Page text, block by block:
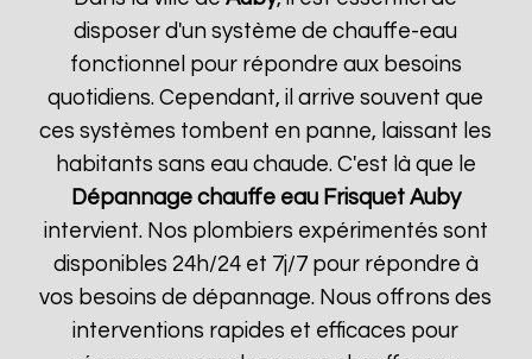
disposer d'un système de chauffe-eau
fonctionnel pour répondre aux besoins
quotidiens. Cependant, il arrive souvent que
ces systèmes tombent en panne, laissant les
habitants sans eau chaude. C'est là que le
Dépannage chauffe eau Frisquet Auby
intervient. Nos plombiers expérimentés sont
disponibles 24h/24 et 7j/7 pour répondre à
vos besoins de dépannage. Nous offrons des
interventions rapides et efficaces pour